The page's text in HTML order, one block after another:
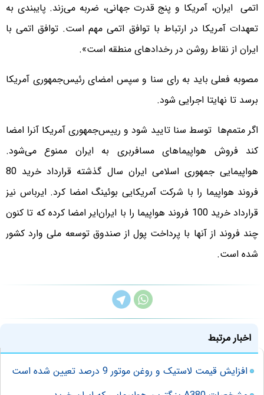
اتمی ایران، آمریکا و پنج قدرت جهانی، ضربه می‌زند. پایبندی به
تعهدات آمریکا در ارتباط با توافق اتمی مهم است. توافق اتمی با
ایران از نقاط روشن در رخدادهای منطقه است».
مصوبه فعلی باید به رای سنا و سپس امضای رئیس‌جمهوری آمریکا
برسد تا نهایتا اجرایی شود.
اگر متمم‌ها توسط سنا تایید شود و رییس‌جمهوری آمریکا آنرا امضا
کند فروش هواپیماهای مسافربری به ایران ممنوع می‌شود.
هواپیمایی جمهوری اسلامی ایران سال گذشته قرارداد خرید 80
فروند هواپیما را با شرکت آمریکایی بوئینگ امضا کرد. ایرباس نیز
قرارداد خرید 100 فروند هواپیما را با ایران‌ایر امضا کرده که تا کنون
چند فروند از آنها با پرداخت پول از صندوق توسعه ملی وارد کشور
شده است.
اخبار مرتبط
افزایش قیمت لاستیک و روغن موتور 9 درصد تعیین شده است